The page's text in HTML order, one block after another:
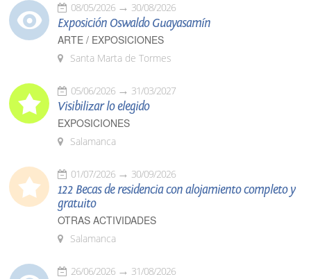
08/05/2026 30/08/2026
Exposición Oswaldo Guayasamín
ARTE / EXPOSICIONES
Santa Marta de Tormes
05/06/2026 31/03/2027
Visibilizar lo elegido
EXPOSICIONES
Salamanca
01/07/2026 30/09/2026
122 Becas de residencia con alojamiento completo y
gratuito
OTRAS ACTIVIDADES
Salamanca
26/06/2026 31/08/2026